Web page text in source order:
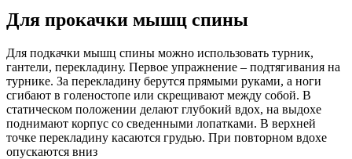
Для прокачки мышц спины
Для подкачки мышц спины можно использовать турник,
гантели, перекладину. Первое упражнение – подтягивания на
турнике. За перекладину берутся прямыми руками, а ноги
сгибают в голеностопе или скрещивают между собой. В
статическом положении делают глубокий вдох, на выдохе
поднимают корпус со сведенными лопатками. В верхней
точке перекладину касаются грудью. При повторном вдохе
опускаются вниз